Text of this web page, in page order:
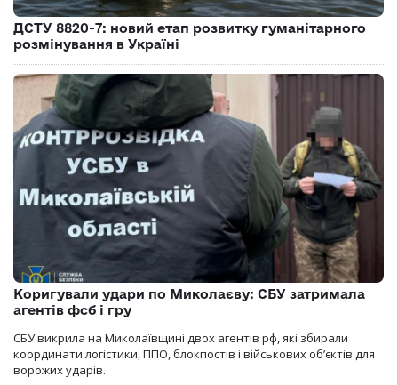
ДСТУ 8820-7: новий етап розвитку гуманітарного
розмінування в Україні
Коригували удари по Миколаєву: СБУ затримала
агентів фсб і гру
СБУ викрила на Миколаївщині двох агентів рф, які збирали
координати логістики, ППО, блокпостів і військових об’єктів для
ворожих ударів.